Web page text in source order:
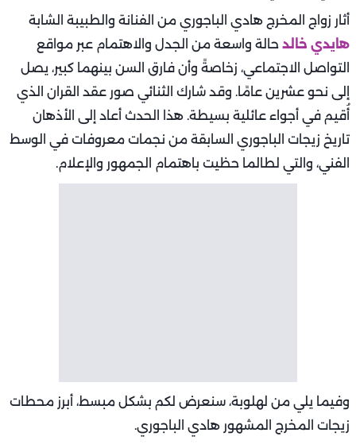
أثار زواج المخرج هادي الباجوري من الفنانة والطبيبة الشابة
هايدي خالد حالة واسعة من الجدل والاهتمام عبر مواقع
التواصل الاجتماعي، زخاصةً وأن فارق السن بينهما كبير، يصل
إلى نحو عشرين عامًا. وقد شارك الثنائي صور عقد القران الذي
أُقيم في أجواء عائلية بسيطة. هذا الحدث أعاد إلى الأذهان
تاريخ زيجات الباجوري السابقة من نجمات معروفات في الوسط
الفني، والتي لطالما حظيت باهتمام الجمهور والإعلام.
وفيما يلي من لهلوبة، سنعرض لكم بشكل مبسط، أبرز محطات
زيجات المخرج المشهور هادي الباجوري.